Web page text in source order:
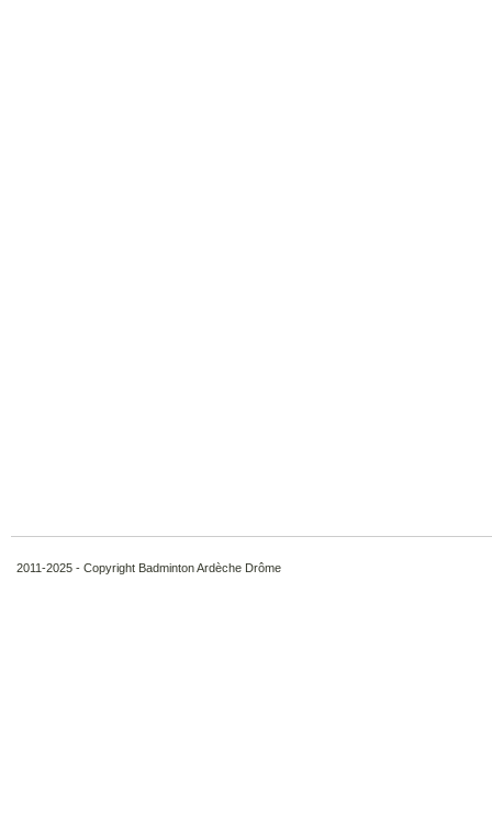
2011-2025 - Copyright Badminton Ardèche Drôme